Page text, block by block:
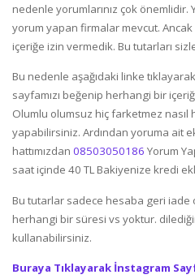
nedenle yorumlarınız çok önemlidir.
yorum yapan firmalar mevcut. Ancak
içeriğe izin vermedik. Bu tutarları
Bu nedenle aşağıdaki linke
sayfamızı beğenip herhangi bir
Olumlu olumsuz hiç farketmez nasıl
yapabilirsiniz. Ardından yoruma ait
hattımızdan 08503050186 Yorum
saat içinde 40 TL Bakiyenize kredi
Bu tutarlar sadece hesaba geri iade
herhangi bir süresi vs yoktur.
kullanabilirsiniz.
Buraya Tıklayarak İnstagram